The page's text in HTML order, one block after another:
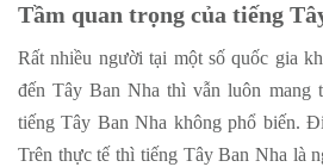
Tầm quan trọng của tiếng
Rất nhiều người tại một số quốc gia
đến Tây Ban Nha thì vẫn luôn mang
tiếng Tây Ban Nha không phổ biến.
Trên thực tế thì tiếng Tây Ban Nha là